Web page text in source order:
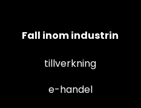
Fall inom industrin
tillverkning
e-handel